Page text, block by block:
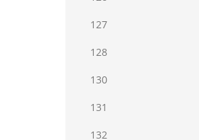
127
128
130
131
132